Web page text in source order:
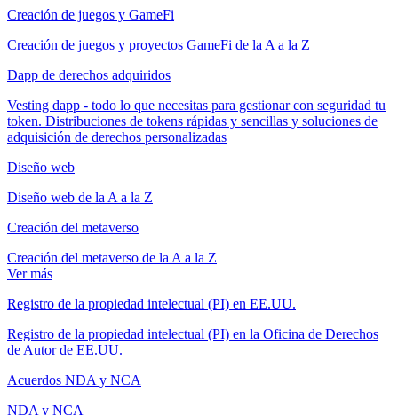
Creación de juegos y GameFi
Creación de juegos y proyectos GameFi de la A a la Z
Dapp de derechos adquiridos
Vesting dapp - todo lo que necesitas para gestionar con seguridad tu
token. Distribuciones de tokens rápidas y sencillas y soluciones de
adquisición de derechos personalizadas
Diseño web
Diseño web de la A a la Z
Creación del metaverso
Creación del metaverso de la A a la Z
Ver más
Registro de la propiedad intelectual (PI) en EE.UU.
Registro de la propiedad intelectual (PI) en la Oficina de Derechos
de Autor de EE.UU.
Acuerdos NDA y NCA
NDA y NCA